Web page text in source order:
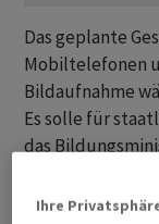
Das geplante
Mobiltelefonen
Bildaufnahme
Es solle für
das
die
Ihre